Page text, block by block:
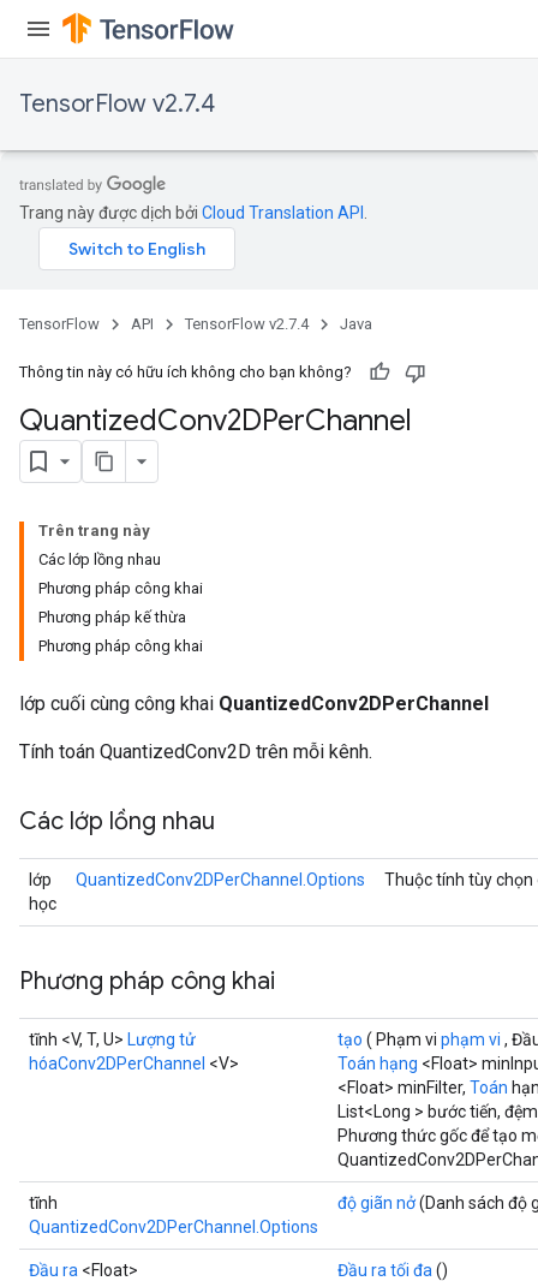
TensorFlow v2.7.4
Trang này được dịch bởi Cloud Translation API
TensorFlow API TensorFlow v2.7.4 Java
Thông tin này có hữu ích không cho bạn không?
QuantizedConv2DPerChannel
Trên trang này
Các lớp lồng nhau
Phương pháp công khai
Phương pháp kế thừa
Phương pháp công khai
lớp cuối cùng công khai QuantizedConv2DPerChannel
Tính toán QuantizedConv2D trên mỗi kênh.
Các lớp lồng nhau
lớp
học
QuantizedConv2DPerChannel.Options Thuộc tính tùy
Phương pháp công khai
tĩnh <V, T, U> Lượng tử
hóaConv2DPerChannel <V>
tạo ( Phạm vi phạm vi ,
Toán hạng <Float>
<Float> minFilter, Toán
List<Long > bước tiến,
Phương thức gốc để tạo
tĩnh
QuantizedConv2DPerChannel.Options
độ giãn nở(Danh sách độ
Đầu ra <Float> Đầu ra tối đa ()